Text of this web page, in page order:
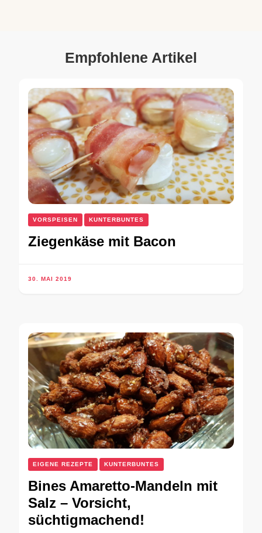
Empfohlene Artikel
VORSPEISEN KUNTERBUNTES
Ziegenkäse mit Bacon
30. MAI 2019
EIGENE REZEPTE KUNTERBUNTES
Bines Amaretto-Mandeln mit
Salz – Vorsicht,
süchtigmachend!